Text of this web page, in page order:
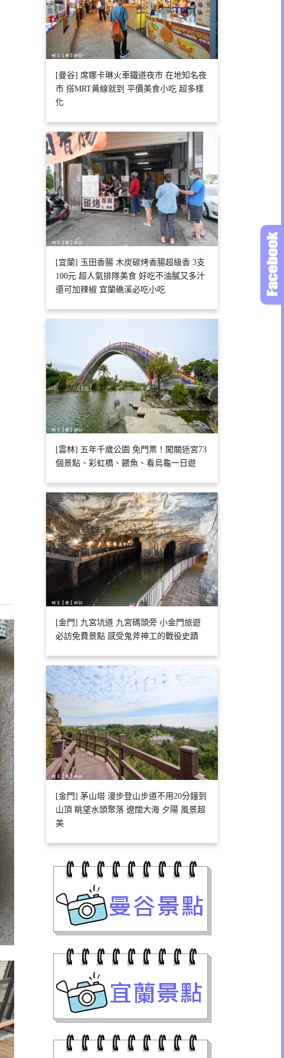
[曼谷] 席娜卡琳火車鐵道夜市 在地知名夜
市 搭MRT黃線就到 平價美食小吃 超多樣
化
[宜蘭] 玉田香腸 木炭碳烤香腸超級香 3支
100元 超人氣排隊美食 好吃不油膩又多汁
還可加辣椒 宜蘭礁溪必吃小吃
[雲林] 五年千歲公園 免門票！闖關迷宮73
個景點、彩虹橋、餵魚、看烏龜一日遊
[金門] 九宮坑道 九宮碼頭旁 小金門旅遊
必訪免費景點 感受鬼斧神工的戰役史蹟
[金門] 茅山塔 漫步登山步道不用20分鐘到
山頂 眺望水頭聚落 遼闊大海 夕陽 風景超
美